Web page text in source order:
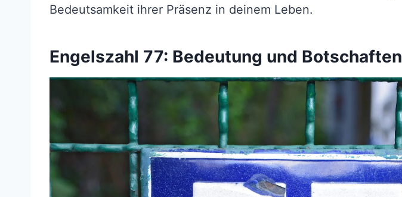
Bedeutsamkeit ihrer Präsenz in deinem Leben.
Engelszahl 77: Bedeutung und Botschaften